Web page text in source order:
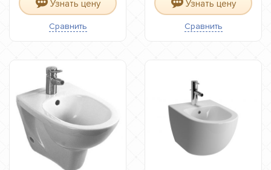
Узнать цену
Сравнить
Узнать цену
Сравнить